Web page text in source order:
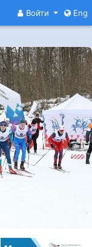
Войти Eng